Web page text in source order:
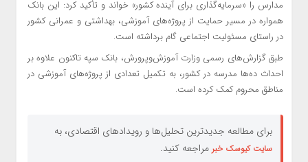
مدارس را «سرمایه‌گذاری برای آینده کشور» خواند و تأکید کرد: این بانک
همواره در مسیر حمایت از پروژه‌های آموزشی، بهداشتی و عمرانی کشور
در راستای مسئولیت اجتماعی گام برداشته است.
طبق گزارش‌های رسمی وزارت آموزش‌وپرورش، بانک سپه تاکنون علاوه بر
احداث ده‌ها مدرسه در کشور، به تکمیل تعدادی از پروژه‌های آموزشی در
مناطق محروم کمک کرده است.
برای مطالعه جدیدترین تحلیل‌ها و رویدادهای اقتصادی، به
سایت کیوسک خبر مراجعه کنید.